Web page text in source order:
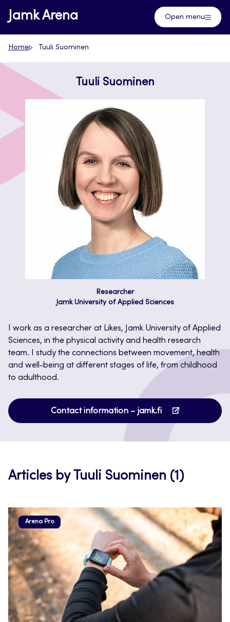
Skip
to
content
Jamk Arena Open menu
Home Tuuli Suominen
Tuuli Suominen
Researcher
Jamk University of Applied Sciences
I work as a researcher at Likes, Jamk University of Applied
Sciences, in the physical activity and health research
team. I study the connections between movement, health
and well-being at different stages of life, from childhood
to adulthood.
Contact information – jamk.fi
Opens
in
Articles by Tuuli Suominen (1)
Arena Pro